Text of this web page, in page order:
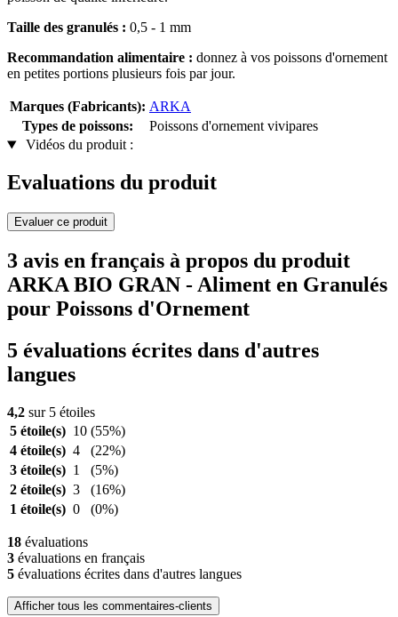
Taille des granulés : 0,5 - 1 mm
Recommandation alimentaire : donnez à vos poissons d'ornement
en petites portions plusieurs fois par jour.
Marques (Fabricants): ARKA
Types de poissons:
Poissons d'ornement vivipares
Vidéos du produit :
Evaluations du produit
Evaluer ce produit
3 avis en français à propos du produit
ARKA BIO GRAN - Aliment en Granulés
pour Poissons d'Ornement
5 évaluations écrites dans d'autres
langues
4,2 sur 5 étoiles
5 étoile(s) 10 (55%)
4 étoile(s) 4
(22%)
3 étoile(s) 1
(5%)
2 étoile(s) 3
(16%)
1 étoile(s) 0 (0%)
18 évaluations
3 évaluations en français
5 évaluations écrites dans d'autres langues
Afficher tous les commentaires-clients